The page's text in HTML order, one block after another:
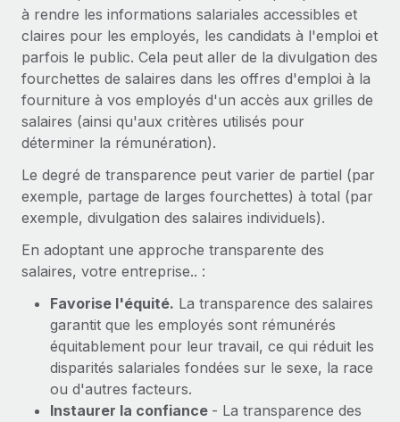
Gestion des freelances
Intégrez et gérez vos freelances partout dans le monde
PEO
Sous-traitez les opérations complexes liées à l’emploi
INFRASTRUCTURE
Intégration Remote
Intégrez vos RH aux flux de travail en toute simplicité
Des fonctions RH clés intégrées pour votre équipe
Connectez n'importe quel outil d’IA à Remote grâce à
notre MCP
Intégrations
Rationalisez vos processus avec des outils essentiels
Comparer Remote
Examinez notre service par rapport aux autres
CROISSANCE
Start-ups
Des solutions agiles et internationales pour les RH et la
Entreprises intermédiaires
Développez vos équipes avec des solutions RH sur
mesure
Entreprise
Les RH à l’international pour les grandes entreprises
TRAVAILLONS ENSEMBLE
Partenaires stratégiques de la tech
Intégrez les RH à l’international de manière flexible
pays
Calculateur de paiement des freelances
Découvrez les devises disponibles et les vitesses de
paiement pour vos freelances internationaux
Recherche et guides
Études de cas
Glossaire RH
Checklists et modèles
Descriptions de postes
Webinaires
Événements
Nederlands
Français
Deutsch
Italiano
Português (Portugal)
한국어
中文（简体）
Connexion
à rendre les informations salariales accessibles et
claires pour les employés, les candidats à l'emploi et
parfois le public. Cela peut aller de la divulgation des
fourchettes de salaires dans les offres d'emploi à la
fourniture à vos employés d'un accès aux grilles de
salaires (ainsi qu'aux critères utilisés pour
déterminer la rémunération).
Le degré de transparence peut varier de partiel (par
exemple, partage de larges fourchettes) à total (par
exemple, divulgation des salaires individuels).
En adoptant une approche transparente des
salaires, votre entreprise.. :
Favorise l'équité. La transparence des salaires
garantit que les employés sont rémunérés
équitablement pour leur travail, ce qui réduit les
disparités salariales fondées sur le sexe, la race
ou d'autres facteurs.
Instaurer la confiance - La transparence des